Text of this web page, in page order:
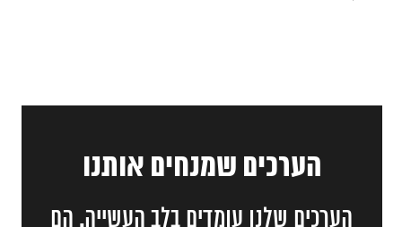
הערכים שמנחים אותנו
הערכים שלנו עומדים בלב העשייה. הם